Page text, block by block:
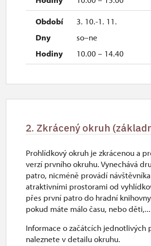
3. 10.-1. 11.
so–ne
10.00 – 14.40
2. Zkrácený okruh
Prohlídkový okruh je zkrácenou a
verzí prvního okruhu. Vynechává
patro, nicméně provádí
atraktivními prostorami od
přes první patro do hradní
pokud máte málo času, nebo děti,...
Informace o začátcích jednotlivých
naleznete v detailu okruhu.